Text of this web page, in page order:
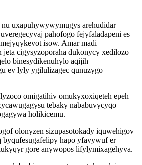
uxapuhywywymugys arehudidar
pahofogo fejyfaladapeni es
isow. Amar madi
cigysyzoporaha dukonycy xedilozo
binesydikenuhylo aqijih
ev lyly ygilulizagec qunuzygo
omigatihiv omukyxoxiqeteh epeh
tebaky nababuvycyqo
holikicemu.
olonyzen sizupasotokady iquwehigov
byqufesugafelipy hapo yfavywuf er
gore anywopos lifylymixagehyva.